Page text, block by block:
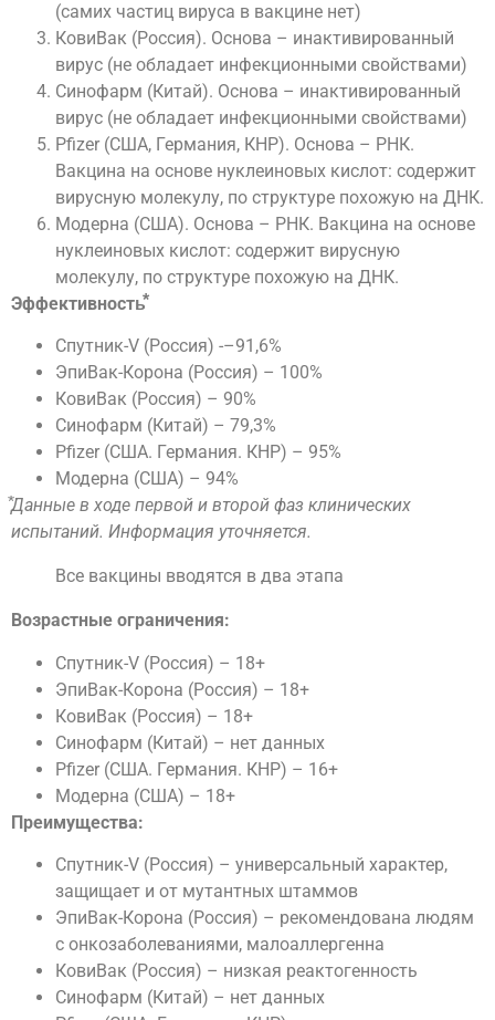
(самих частиц вируса в вакцине нет)
КовиВак (Россия). Основа – инактивированный
вирус (не обладает инфекционными свойствами)
Синофарм (Китай). Основа – инактивированный
вирус (не обладает инфекционными свойствами)
Pfizer (CША, Германия, КНР). Основа – РНК.
Вакцина на основе нуклеиновых кислот: содержит
вирусную молекулу, по структуре похожую на ДНК.
Модерна (США). Основа – РНК. Вакцина на основе
нуклеиновых кислот: содержит вирусную
молекулу, по структуре похожую на ДНК.
Эффективность⃰
Cпутник-V (Россия) -–91,6%
ЭпиВак-Корона (Россия) – 100%
КовиВак (Россия) – 90%
Синофарм (Китай) – 79,3%
Pfizer (CША. Германия. КНР) – 95%
Модерна (США) – 94%
⃰Данные в ходе первой и второй фаз клинических
испытаний. Информация уточняется.
Все вакцины вводятся в два этапа
Возрастные ограничения:
Cпутник-V (Россия) – 18+
ЭпиВак-Корона (Россия) – 18+
КовиВак (Россия) – 18+
Синофарм (Китай) – нет данных
Pfizer (CША. Германия. КНР) – 16+
Модерна (США) – 18+
Преимущества:
Cпутник-V (Россия) – универсальный характер,
защищает и от мутантных штаммов
ЭпиВак-Корона (Россия) – рекомендована людям
с онкозаболеваниями, малоаллергенна
КовиВак (Россия) – низкая реактогенность
Синофарм (Китай) – нет данных